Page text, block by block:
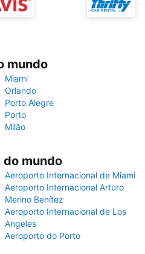
mundo
Miami
Orlando
Porto Alegre
Porto
Milão
mundo
Aeroporto Internacional de Miami
Aeroporto Internacional Arturo
Merino Benítez
Aeroporto Internacional de Los
Angeles
Aeroporto do Porto